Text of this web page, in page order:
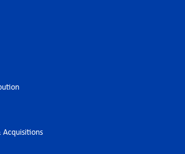
Acquisitions